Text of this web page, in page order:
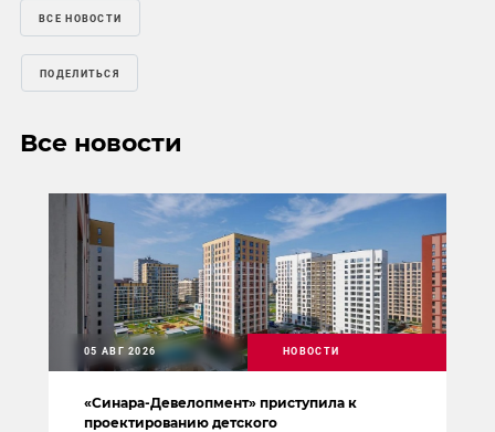
ВСЕ НОВОСТИ
ПОДЕЛИТЬСЯ
Все новости
«Синара-Девелопмент» приступила к
проектированию детского
05 АВГ 2026 НОВОСТИ